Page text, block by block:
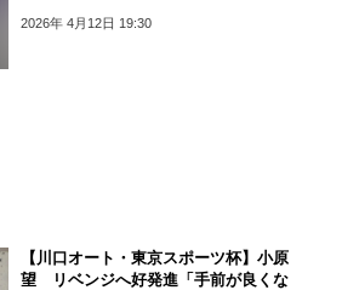
2026年 4月12日 19:30
【川口オート・東京スポーツ杯】小原
望 リベンジへ好発進「手前が良くな